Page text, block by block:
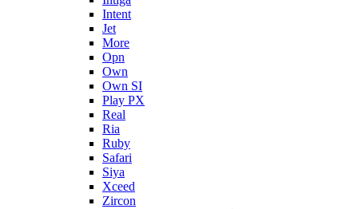
Intent
Jet
More
Opn
Own
Own SI
Play PX
Real
Ria
Ruby
Safari
Siya
Xceed
Zircon